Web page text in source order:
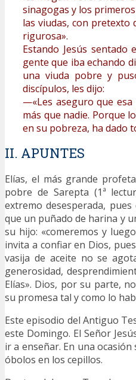
sinagogas y los
las viudas, con pretexto
rigurosa».
Estando Jesús
gente que iba echando
una viuda pobre y
discípulos, les dijo:
—«Les aseguro que
más que nadie. Porque
en su pobreza, ha dado
II. APUNTES
Elías, el más grande
pobre de Sarepta (1ª
extremo desesperada,
que un puñado de harina y
su hijo: «comeremos y
invita a confiar en Dios,
vasija de aceite no se
generosidad,
Elías». Dios, por su parte,
su promesa tal y como lo
Este episodio del Antiguo
este Domingo. El Señor
ir a enseñar. En una
óbolos en los cepillos.